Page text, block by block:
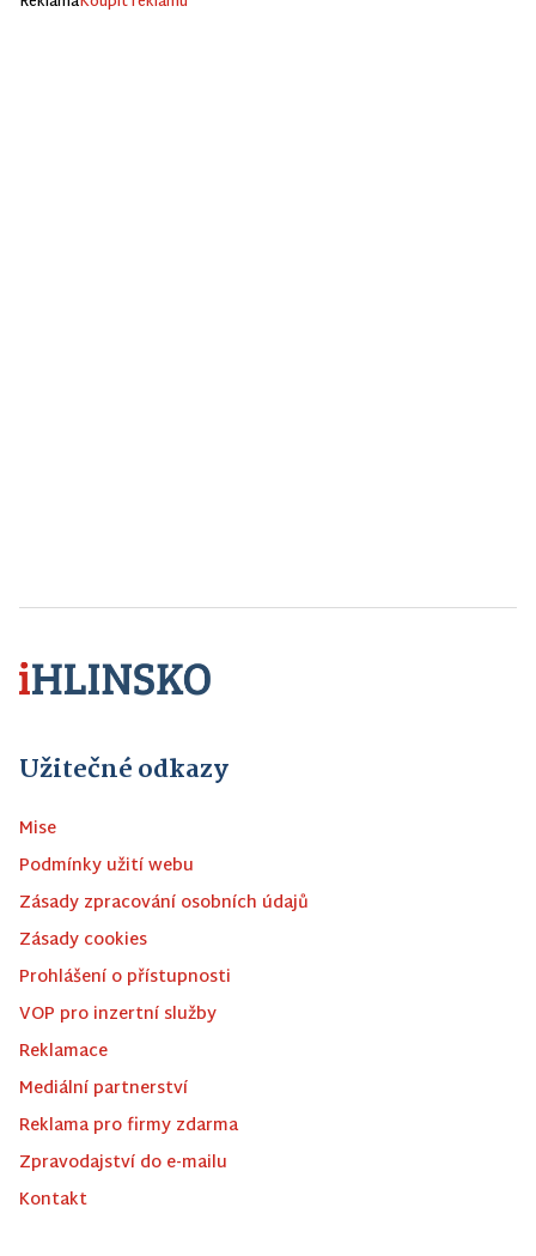
Užitečné odkazy
Mise
Podmínky užití webu
Zásady zpracování osobních údajů
Zásady cookies
Prohlášení o přístupnosti
VOP pro inzertní služby
Reklamace
Mediální partnerství
Reklama pro firmy zdarma
Zpravodajství do e-mailu
Kontakt